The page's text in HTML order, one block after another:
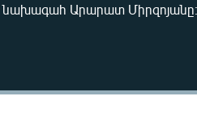
նախագահ Արարատ Միրզոյանը։